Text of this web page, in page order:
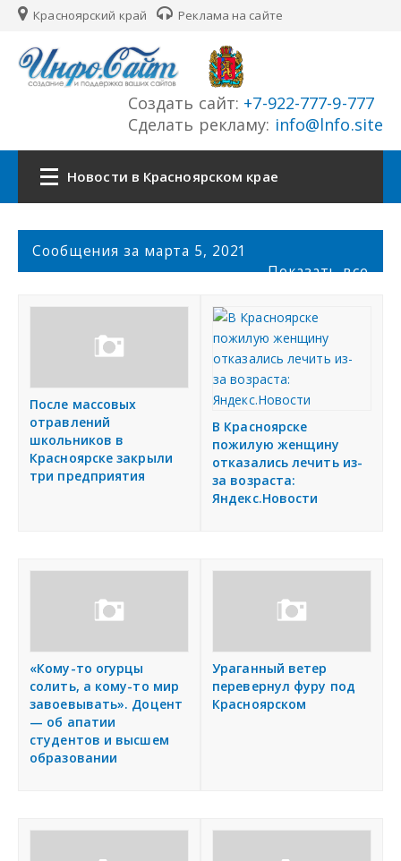
Красноярский край Реклама на сайте
Создать сайт: +7-922-777-9-777
Сделать рекламу: info@lnfo.site
Новости в Красноярском крае
Главная
Подать объявление
Регионы России
Сообщения за марта 5, 2021
Показать все
После массовых
отравлений
школьников в
Красноярске закрыли
три предприятия
В Красноярске
пожилую женщину
отказались лечить из-
за возраста:
Яндекс.Новости
«Кому-то огурцы
солить, а кому-то мир
завоевывать». Доцент
— об апатии
студентов и высшем
образовании
Ураганный ветер
перевернул фуру под
Красноярском